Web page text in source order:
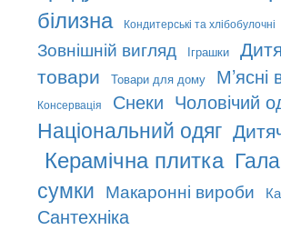
білизна
Кондитерські та хлібобулочні
Зовнішній вигляд Іграшки
товари
Товари для дому М’ясні
Консервація Снеки Чоловічий
Національний одяг
Керамічна плитка
сумки Макаронні вироби
Сантехніка